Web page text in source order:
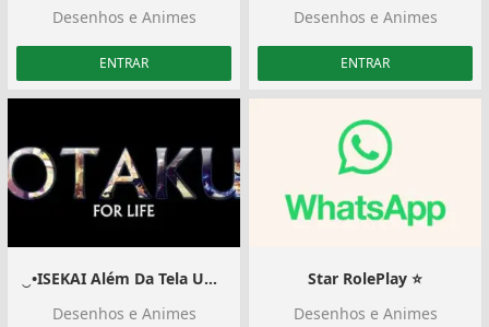
Desenhos e Animes
ENTRAR
Desenhos e Animes
ENTRAR
‿•ISEKAI Além Da Tela Universo‿•
Desenhos e Animes
Star RolePlay ⭐️
Desenhos e Animes